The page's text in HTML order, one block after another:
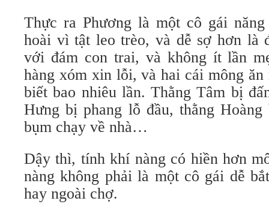
Thực ra Phương là một cô gái
hoài vì tật leo trèo, và dễ sợ hơn là
với đám con trai, và không ít lần
hàng xóm xin lỗi, và hai cái mông
biết bao nhiêu lần. Thằng Tâm bị
Hưng bị phang lỗ đầu, thằng
bụm chạy về nhà…
Dậy thì, tính khí nàng có hiền hơn
nàng không phải là một cô gái dễ
hay ngoài chợ.